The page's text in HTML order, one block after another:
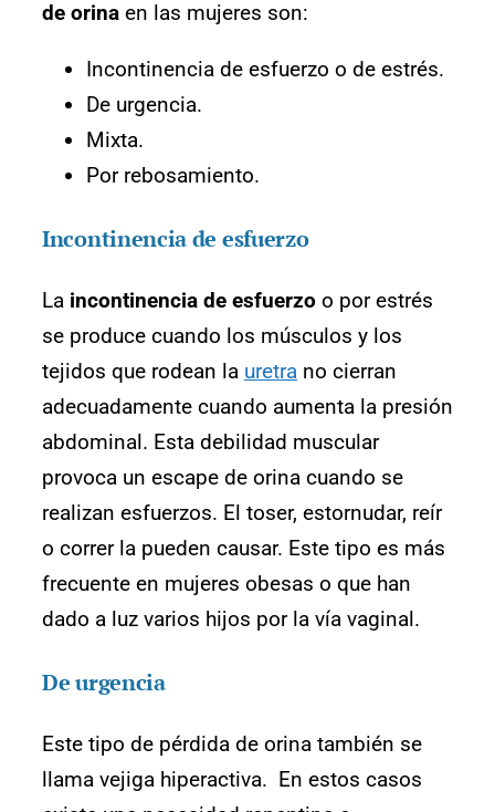
de orina en las mujeres son:
Incontinencia de esfuerzo o de estrés.
De urgencia.
Mixta.
Por rebosamiento.
Incontinencia de esfuerzo
La incontinencia de esfuerzo o por estrés
se produce cuando los músculos y los
tejidos que rodean la uretra no cierran
adecuadamente cuando aumenta la presión
abdominal. Esta debilidad muscular
provoca un escape de orina cuando se
realizan esfuerzos. El toser, estornudar, reír
o correr la pueden causar. Este tipo es más
frecuente en mujeres obesas o que han
dado a luz varios hijos por la vía vaginal.
De urgencia
Este tipo de pérdida de orina también se
llama vejiga hiperactiva. En estos casos